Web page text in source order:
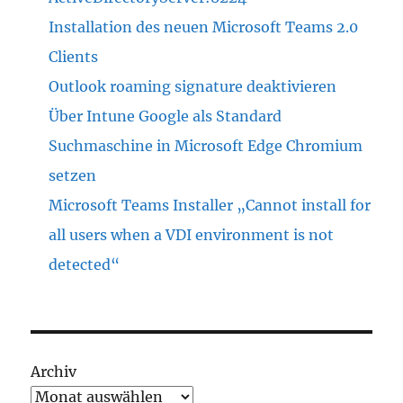
Installation des neuen Microsoft Teams 2.0
Clients
Outlook roaming signature deaktivieren
Über Intune Google als Standard
Suchmaschine in Microsoft Edge Chromium
setzen
Microsoft Teams Installer „Cannot install for
all users when a VDI environment is not
detected“
Archiv